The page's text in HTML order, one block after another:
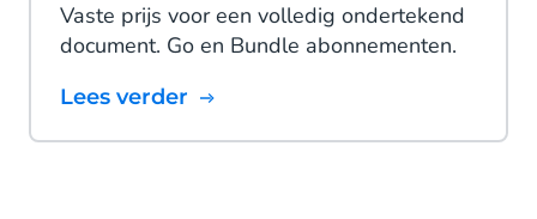
Vaste prijs voor een volledig ondertekend
document. Go en Bundle abonnementen.
Lees verder